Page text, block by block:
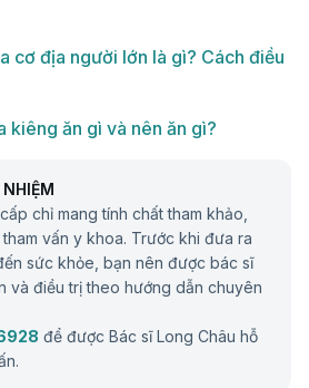
cơ địa người lớn là gì? Cách điều
kiêng ăn gì và nên ăn gì?
chỉ mang tính chất tham khảo,
vấn y khoa. Trước khi đưa ra
sức khỏe, bạn nên được bác sĩ
và điều trị theo hướng dẫn chuyên
để được Bác sĩ Long Châu hỗ